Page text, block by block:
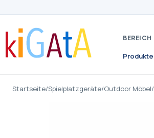
BEREICH
Produkte
Startseite/Spielplatzgeräte/Outdoor Möbel/